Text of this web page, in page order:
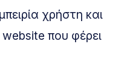
χρήστη και
που φέρει